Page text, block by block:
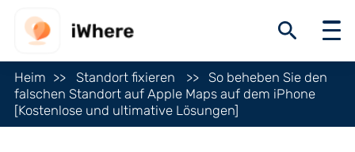
Heim Standort fixieren
So beheben Sie den
falschen Standort auf Apple Maps auf dem iPhone
[Kostenlose und ultimative Lösungen]